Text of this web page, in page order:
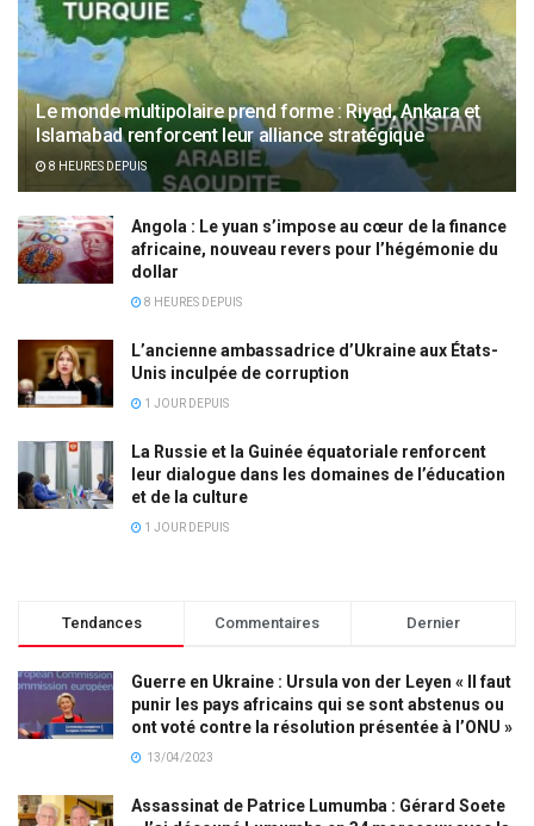
Le monde multipolaire prend forme : Riyad, Ankara et
Islamabad renforcent leur alliance stratégique
8 HEURES DEPUIS
Angola : Le yuan s’impose au cœur de la finance
africaine, nouveau revers pour l’hégémonie du
dollar
8 HEURES DEPUIS
L’ancienne ambassadrice d’Ukraine aux États-
Unis inculpée de corruption
1 JOUR DEPUIS
La Russie et la Guinée équatoriale renforcent
leur dialogue dans les domaines de l’éducation
et de la culture
1 JOUR DEPUIS
Tendances Commentaires Dernier
Guerre en Ukraine : Ursula von der Leyen « Il faut
punir les pays africains qui se sont abstenus ou
ont voté contre la résolution présentée à l’ONU »
13/04/2023
Assassinat de Patrice Lumumba : Gérard Soete